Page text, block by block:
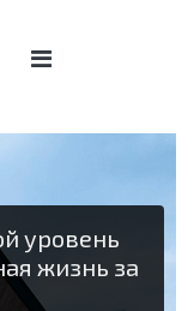
уровень
жизнь за